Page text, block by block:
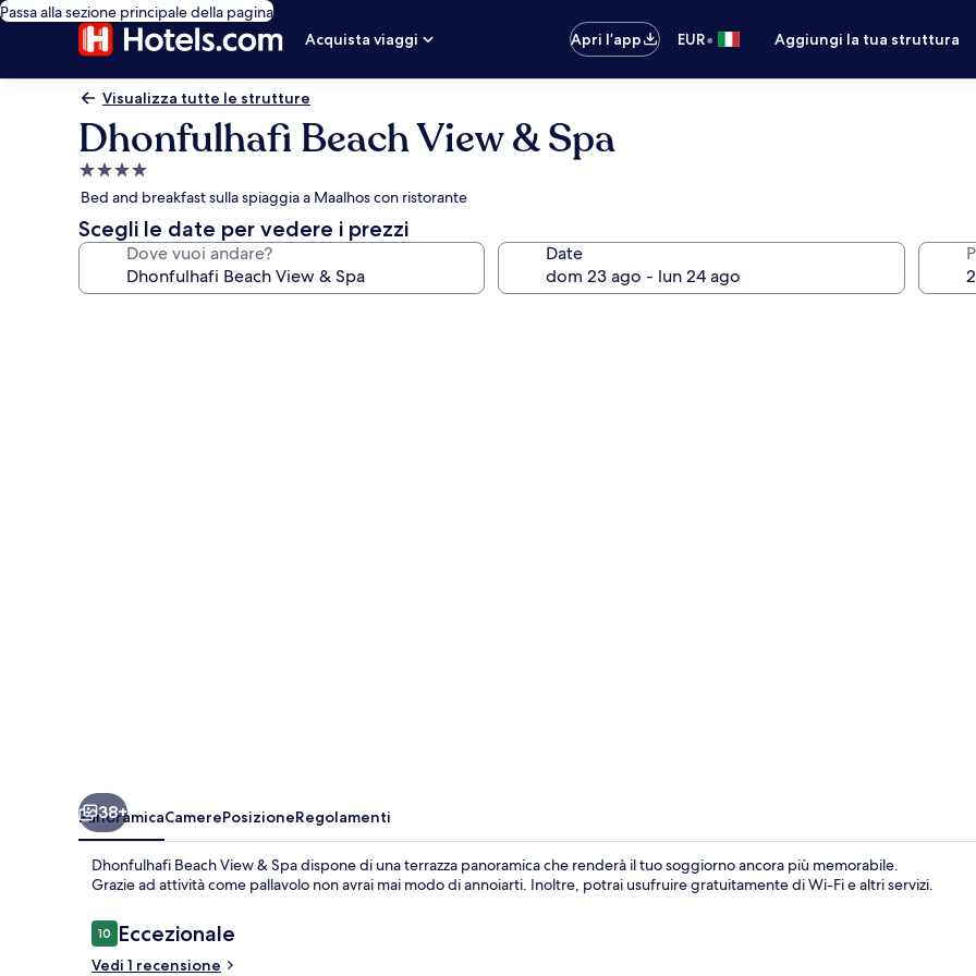
Passa alla sezione principale della pagina
Acquista viaggi
Apri l’app EUR• Aggiungi la tua struttura
Visualizza tutte le strutture
Dhonfulhafi Beach View & Spa
Struttura
a
4.0
stelle
Bed and breakfast sulla spiaggia a Maalhos con ristorante
Scegli le date per vedere i prezzi
Dove vuoi andare? Date
38+
PanoramicaCamerePosizioneRegolamenti
Dhonfulhafi Beach View & Spa dispone di una terrazza panoramica che renderà il tuo soggiorno ancora più memorabile.
Grazie ad attività come pallavolo non avrai mai modo di annoiarti. Inoltre, potrai usufruire gratuitamente di Wi-Fi e altri servizi.
Recensioni
1010 su 10
Eccezionale
Vedi 1 recensione